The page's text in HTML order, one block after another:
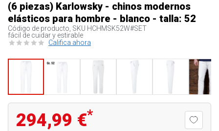
(6 piezas) Karlowsky - chinos modernos
elásticos para hombre - blanco - talla: 52
Código de producto, SKU HCHMSK52W#SET
fácil de cuidar y estirable
Califica ahora
294,99 €*